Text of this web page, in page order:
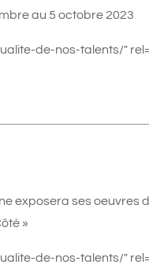
au 5 octobre 2023
de-nos-talents/"
exposera ses oeuvres
»
de-nos-talents/"